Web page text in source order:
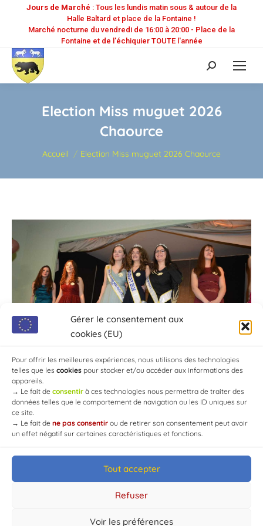
Gérer le consentement aux
cookies (EU)
Pour offrir les meilleures expériences, nous utilisons des technologies
telles que les cookies pour stocker et/ou accéder aux informations des
appareils.
→ Le fait de consentir à ces technologies nous permettra de traiter des
données telles que le comportement de navigation ou les ID uniques sur
ce site.
→ Le fait de ne pas consentir ou de retirer son consentement peut avoir
un effet négatif sur certaines caractéristiques et fonctions.
Tout accepter
Refuser
Voir les préférences
Jours de Marché : Tous les lundis matin sous & autour de la
Halle Baltard et place de la Fontaine !
Marché nocturne du vendredi de 16:00 à 20:00 - Place de la
Fontaine et de l'échiquier TOUTE l'année
Recherche
:
Election Miss muguet 2026
Chaource
Vous êtes ici :
Accueil Election Miss muguet 2026 Chaource
© Mairie de Chaource [2004-2024] | Tous droits réservés.
Developed byWEB3-DESIGN